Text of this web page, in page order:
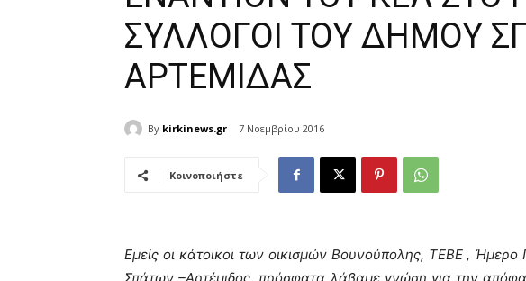
ΣΥΛΛΟΓΟΙ ΤΟΥ ΔΗΜΟΥ
ΑΡΤΕΜΙΔΑΣ
By kirkinews.gr 7 Νοεμβρίου 2016
Κοινοποιήστε
Εμείς οι κάτοικοι των οικισμών Βουνούπολης, ΤΕΒΕ ,